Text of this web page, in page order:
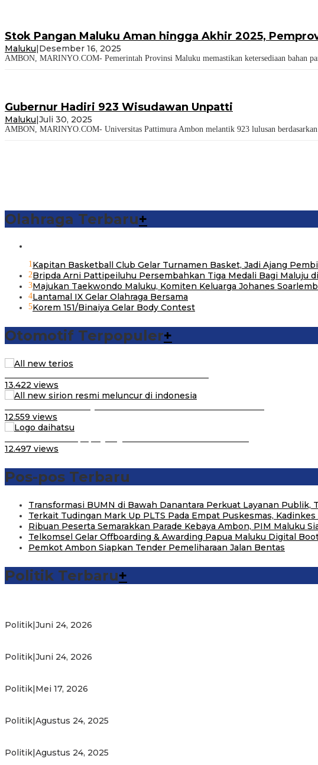
Stok Pangan Maluku Aman hingga Akhir 2025,
Maluku|Desember 16, 2025
AMBON, MARINYO.COM- Pemerintah Provinsi Maluku memastikan ketersediaan bahan
Gubernur Hadiri 923 Wisudawan Unpatti
Maluku|Juli 30, 2025
AMBON, MARINYO.COM- Universitas Pattimura Ambon melantik 923 lulusan
Olahraga Terbaru+
1 Kapitan Basketball Club Gelar Turnamen Basket, Jadi Ajang
2Bripda Arni Pattipeiluhu Persembahkan Tiga Medali Bagi Maluju
3Majukan Taekwondo Maluku, Komiten Keluarga Johanes
4Lantamal IX Gelar Olahraga Bersama
5Korem 151/Binaiya Gelar Body Contest
Otomotif Terpopuler+
13.422 views
12.559 views
12.497 views
Pos-pos Terbaru
Transformasi BUMN di Bawah Danantara Perkuat Layanan
Terkait Tudingan Mark Up PLTS Pada Empat Puskesmas,
Ribuan Peserta Semarakkan Parade Kebaya Ambon, PIM Maluku
Telkomsel Gelar Offboarding & Awarding Papua Maluku Digital
Pemkot Ambon Siapkan Tender Pemeliharaan Jalan Bentas
Politik Terbaru+
Politik|Juni 24, 2026
Politik|Juni 24, 2026
Politik|Mei 17, 2026
Politik|Agustus 24, 2025
Politik|Agustus 24, 2025